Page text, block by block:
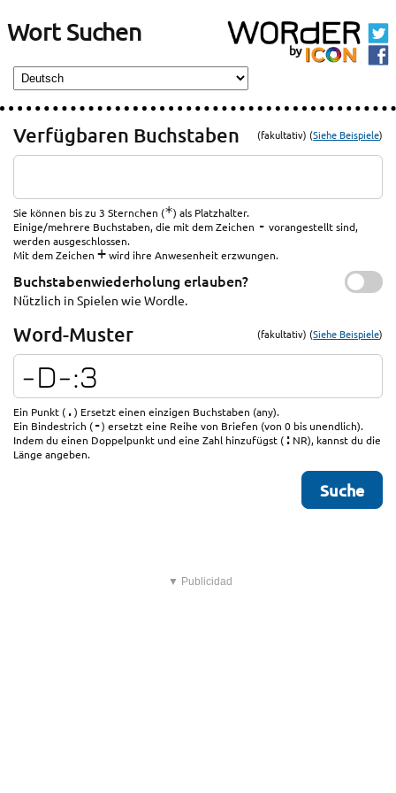
Wort Suchen
Verfügbaren Buchstaben (fakultativ) (Siehe Beispiele)
Sie können bis zu 3 Sternchen (*) als Platzhalter.
Einige/mehrere Buchstaben, die mit dem Zeichen - vorangestellt sind,
werden ausgeschlossen.
Mit dem Zeichen +wird ihre Anwesenheit erzwungen.
Buchstabenwiederholung erlauben?
Nützlich in Spielen wie Wordle.
Word-Muster (fakultativ) (Siehe Beispiele)
Ein Punkt (.) Ersetzt einen einzigen Buchstaben (any).
Ein Bindestrich (-) ersetzt eine Reihe von Briefen (von 0 bis unendlich).
Indem du einen Doppelpunkt und eine Zahl hinzufügst (: NR), kannst du die
Länge angeben.
▼ Publicidad